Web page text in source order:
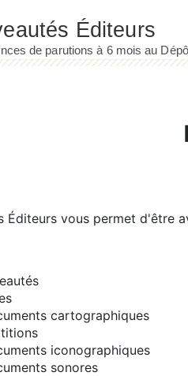
Éditeurs vous permet d'être
cartographiques
iconographiques
sonores